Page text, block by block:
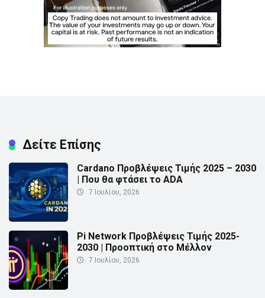
Δείτε Επίσης
Cardano Προβλέψεις Τιμής 2025 – 2030
| Που θα φτάσει το ADA
7 Ιουλίου, 2026
Pi Network Προβλέψεις Τιμής 2025-
2030 | Προοπτική στο Μέλλον
7 Ιουλίου, 2026